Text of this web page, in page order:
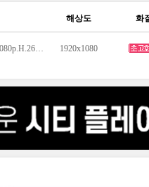
해상도 화
때는.이미.스시.S01E05.JBOX.WEB-DL.1080p.H.264.AAC2.0.mkv 1920x1080